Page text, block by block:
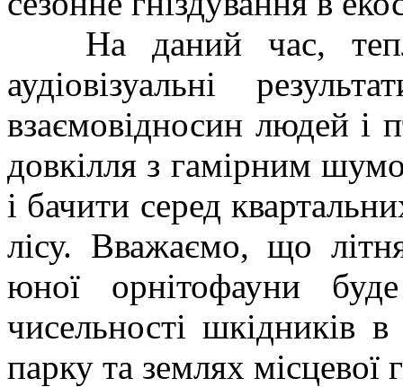
На даний час,
аудіовізуальні
взаємовідносин людей і
довкілля з гамірним
і бачити серед
лісу. Вважаємо, що
юної орнітофауни
чисельності шкідників
парку та землях місцевої